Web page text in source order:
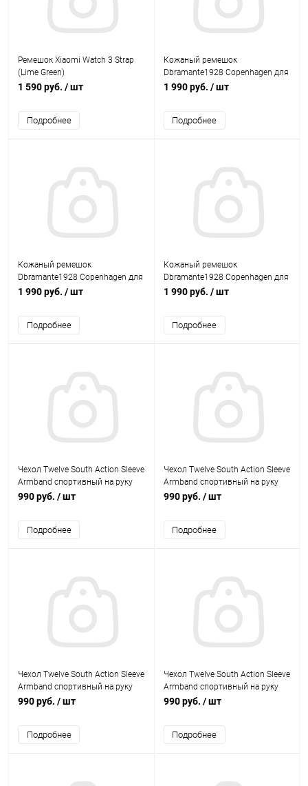
Ремешок Xiaomi Watch 3 Strap
(Lime Green)
1 590 руб. / шт
Подробнее
Кожаный ремешок
Dbramante1928 Copenhagen для
Apple Watch 42mm (ремешок
1 990 руб. / шт
Подробнее
Кожаный ремешок
Dbramante1928 Copenhagen для
Apple Watch 38mm (темно-
1 990 руб. / шт
Подробнее
Кожаный ремешок
Dbramante1928 Copenhagen для
Apple Watch 38mm (ремешок
1 990 руб. / шт
Подробнее
Чехол Twelve South Action Sleeve
Armband спортивный на руку
для Apple Watch 42mm L нейлон
990 руб. / шт
Подробнее
Чехол Twelve South Action Sleeve
Armband спортивный на руку
для Apple Watch 38mm L нейлон
990 руб. / шт
Подробнее
Чехол Twelve South Action Sleeve
Armband спортивный на руку
для Apple Watch 42mm L нейлон
990 руб. / шт
Подробнее
Чехол Twelve South Action Sleeve
Armband спортивный на руку
для Apple Watch 42mm S
990 руб. / шт
Подробнее